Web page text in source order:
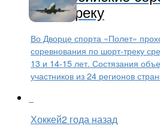
шорт-треку
Во Дворце спорта «Полет»
соревнования по шорт-треку
13 и 14-15 лет. Состязания
участников из 24 регионов
Хоккей2 года назад